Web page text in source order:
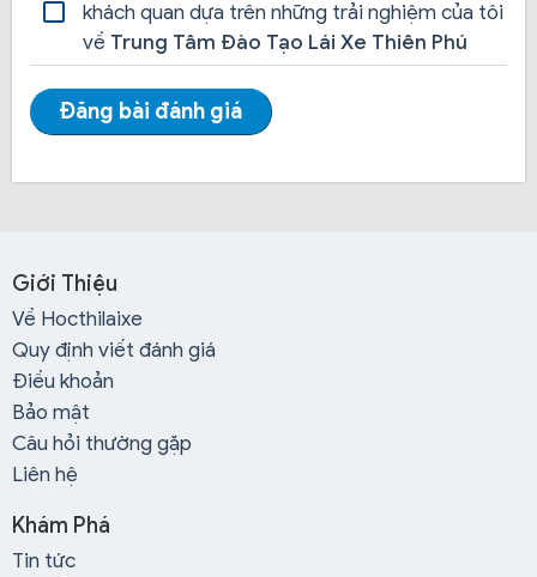
Hỗ trợ đậu tuyệt đối cho học viên khi tham gia
khóa học.
Lịch thi do học viên tự chọn, ưu tiên thi vào Thứ 7
và Chủ Nhật.
nhất sau khi học xong.
3. Chỉ cần những giấy tờ này bạn sẽ được
xếp lớp học ngay
khách quan dựa trên những trải nghiệm của tôi
về Trung Tâm Đào Tạo Lái Xe Thiên Phú
Đăng bài đánh giá
Giới Thiệu
Về Hocthilaixe
Quy định viết đánh giá
Điều khoản
Bảo mật
Câu hỏi thường gặp
Liên hệ
Khám Phá
Tin tức